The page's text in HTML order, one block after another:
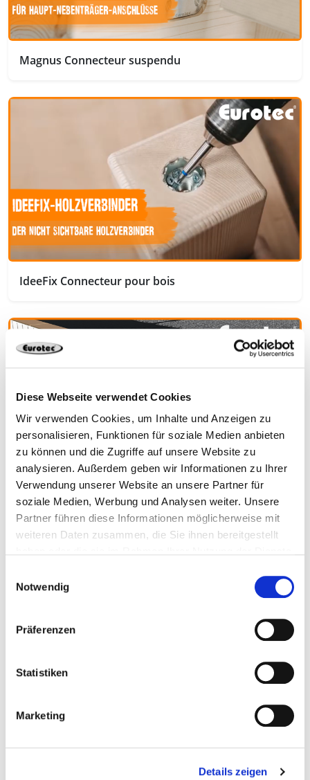
Diese Webseite verwendet Cookies
Wir verwenden Cookies, um Inhalte und Anzeigen zu
personalisieren, Funktionen für soziale Medien anbieten
zu können und die Zugriffe auf unsere Website zu
analysieren. Außerdem geben wir Informationen zu Ihrer
Verwendung unserer Website an unsere Partner für
soziale Medien, Werbung und Analysen weiter. Unsere
Partner führen diese Informationen möglicherweise mit
weiteren Daten zusammen, die Sie ihnen bereitgestellt
Notwendig
Präferenzen
Statistiken
Marketing
Details zeigen
Magnus Connecteur suspendu
IdeeFix Connecteur pour bois
Topduo vis pour construction de toits en appentis
Construction en lamellé-croisé – KonstruX